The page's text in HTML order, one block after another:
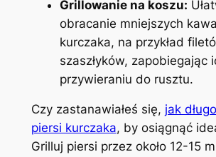
Grillowanie na koszu:
obracanie mniejszych
kurczaka, na przykład
szaszłyków, zapobiegając
przywieraniu do rusztu.
Czy zastanawiałeś się, jak
piersi kurczaka, by osiągnąć
Grilluj piersi przez około 12-15